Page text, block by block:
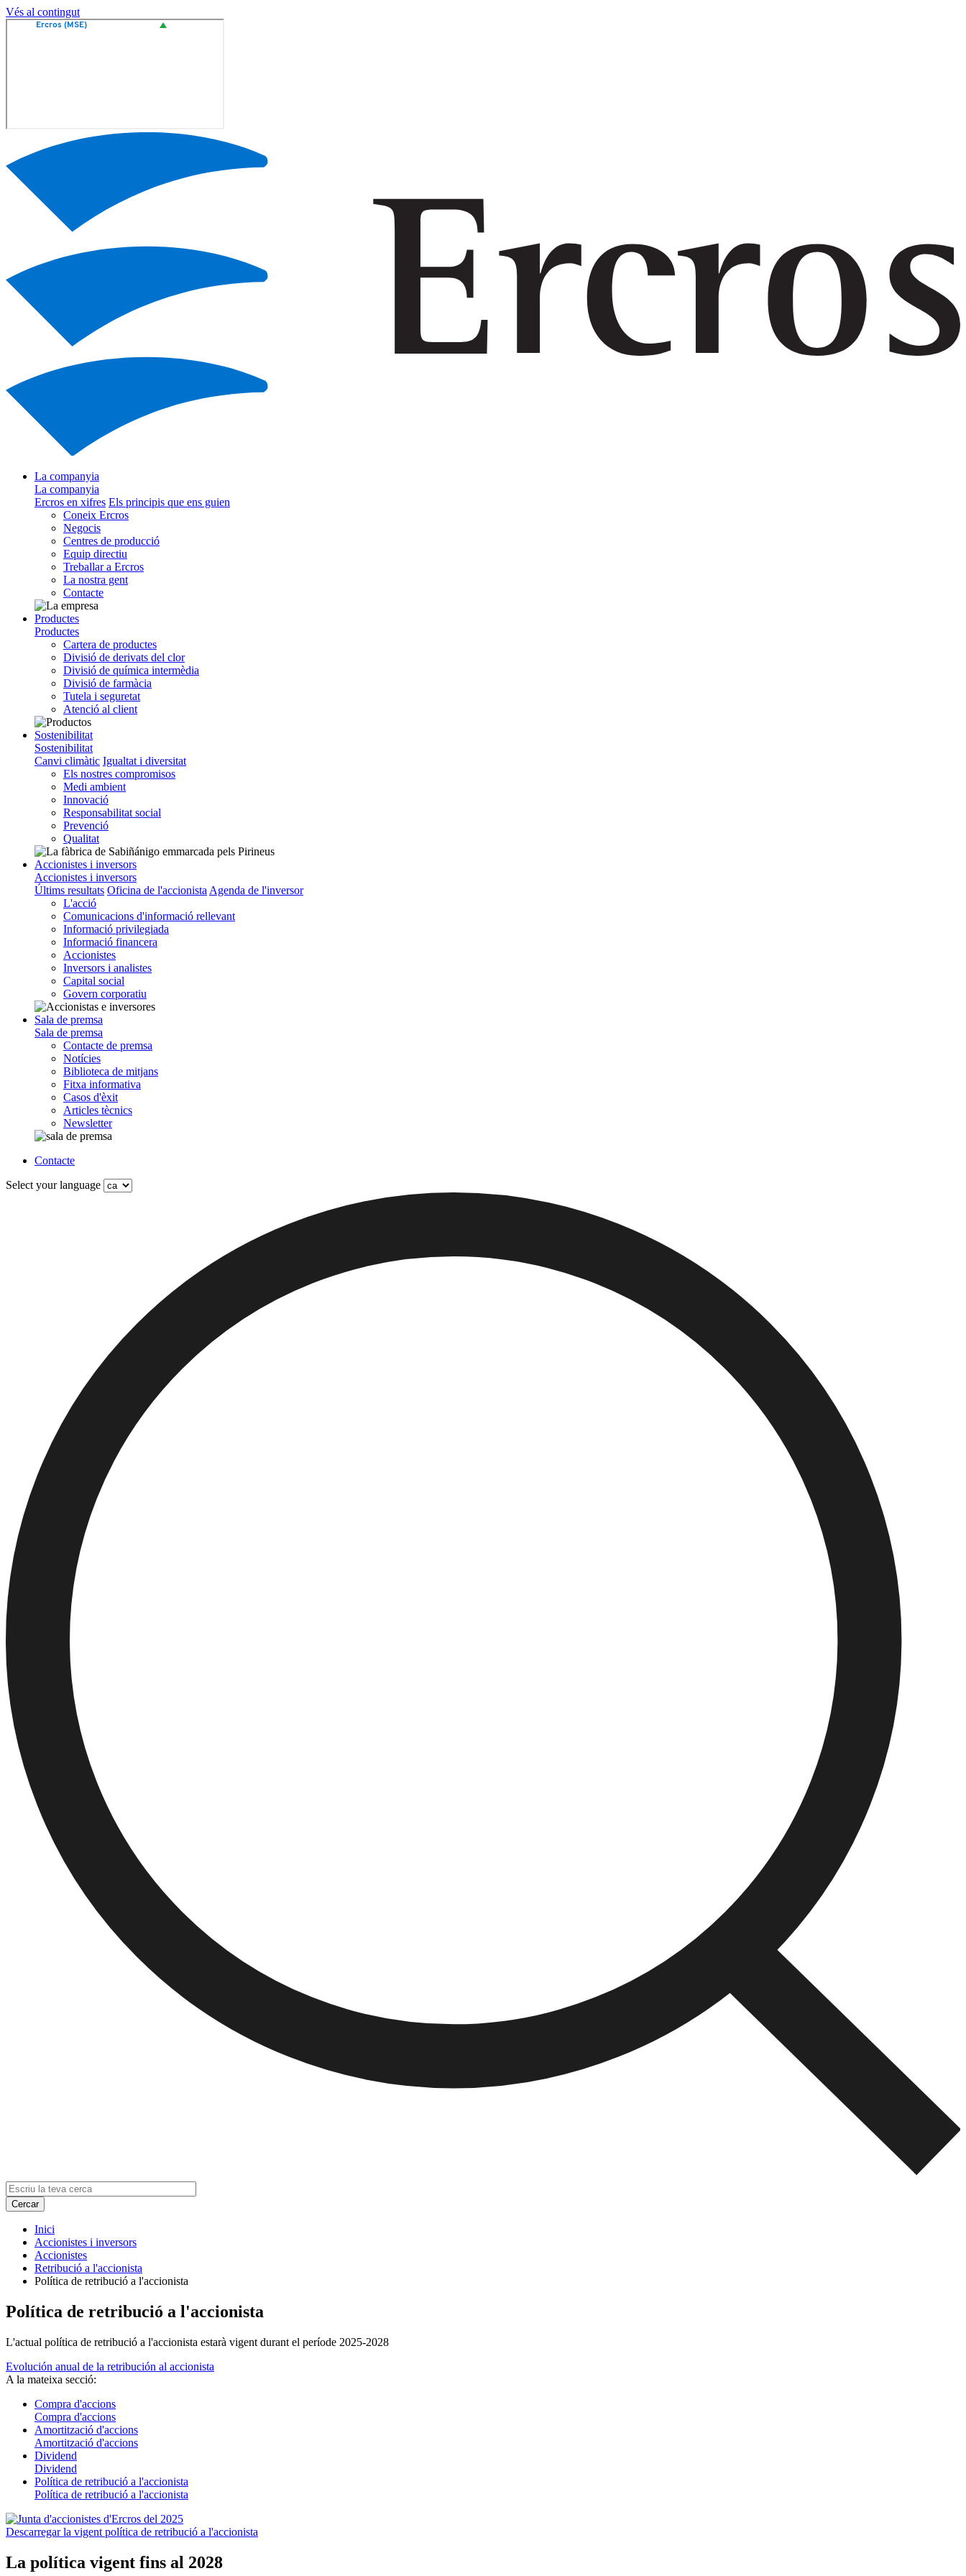
Vés al contingut
La companyia
La companyia
Ercros en xifres Els principis que ens guien
Coneix Ercros
Negocis
Centres de producció
Equip directiu
Treballar a Ercros
La nostra gent
Contacte
Productes
Productes
Cartera de productes
Divisió de derivats del clor
Divisió de química intermèdia
Divisió de farmàcia
Tutela i seguretat
Atenció al client
Sostenibilitat
Sostenibilitat
Canvi climàtic Igualtat i diversitat
Els nostres compromisos
Medi ambient
Innovació
Responsabilitat social
Prevenció
Qualitat
Accionistes i inversors
Accionistes i inversors
Últims resultats Oficina de l'accionista Agenda de l'inversor
L'acció
Comunicacions d'informació rellevant
Informació privilegiada
Informació financera
Accionistes
Inversors i analistes
Capital social
Govern corporatiu
Sala de premsa
Sala de premsa
Contacte de premsa
Notícies
Biblioteca de mitjans
Fitxa informativa
Casos d'èxit
Articles tècnics
Newsletter
Contacte
Select your language
Inici
Accionistes i inversors
Accionistes
Retribució a l'accionista
Política de retribució a l'accionista
Política de retribució a l'accionista
L'actual política de retribució a l'accionista estarà vigent durant el període 2025-2028
Evolución anual de la retribución al accionista
A la mateixa secció:
Compra d'accions
Compra d'accions
Amortització d'accions
Amortització d'accions
Dividend
Dividend
Política de retribució a l'accionista
Política de retribució a l'accionista
Descarregar la vigent política de retribució a l'accionista
La política vigent fins al 2028